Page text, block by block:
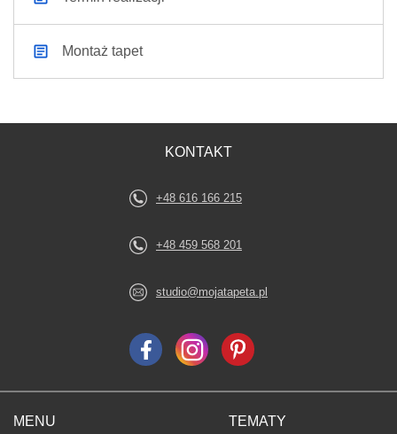
Montaż tapet
MENU TEMATY
KONTAKT
+48 616 166 215
+48 459 568 201
studio@mojatapeta.pl